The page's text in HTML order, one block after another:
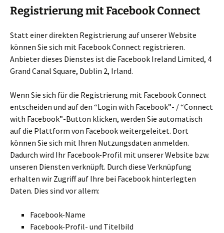
Registrierung mit Facebook Connect
Statt einer direkten Registrierung auf unserer Website
können Sie sich mit Facebook Connect registrieren.
Anbieter dieses Dienstes ist die Facebook Ireland Limited, 4
Grand Canal Square, Dublin 2, Irland.
Wenn Sie sich für die Registrierung mit Facebook Connect
entscheiden und auf den “Login with Facebook”- / “Connect
with Facebook”-Button klicken, werden Sie automatisch
auf die Plattform von Facebook weitergeleitet. Dort
können Sie sich mit Ihren Nutzungsdaten anmelden.
Dadurch wird Ihr Facebook-Profil mit unserer Website bzw.
unseren Diensten verknüpft. Durch diese Verknüpfung
erhalten wir Zugriff auf Ihre bei Facebook hinterlegten
Daten. Dies sind vor allem:
Facebook-Name
Facebook-Profil- und Titelbild